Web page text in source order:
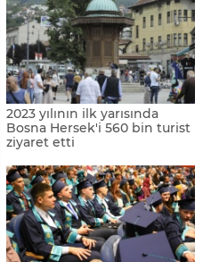
2023 yılının ilk yarısında
Bosna Hersek'i 560 bin turist
ziyaret etti